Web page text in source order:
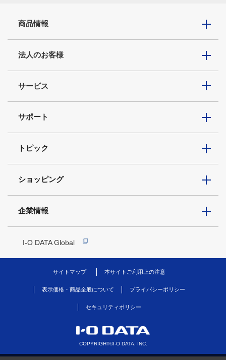
商品情報
法人のお客様
サービス
サポート
トピック
ショッピング
企業情報
I-O DATA Global
サイトマップ 本サイトご利用上の注意
表示価格・商品全般について プライバシーポリシー
セキュリティポリシー
COPYRIGHT©I-O DATA, INC.